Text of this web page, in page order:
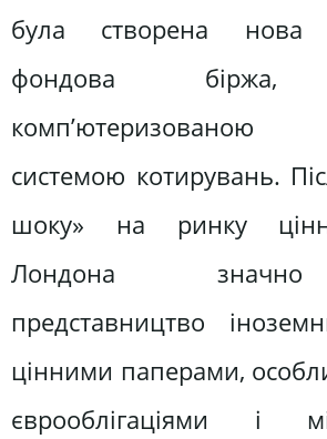
була створена нова
фондова біржа,
комп’ютеризованою
системою котирувань.
шоку» на ринку
Лондона
представництво
цінними паперами,
єврооблігаціями і